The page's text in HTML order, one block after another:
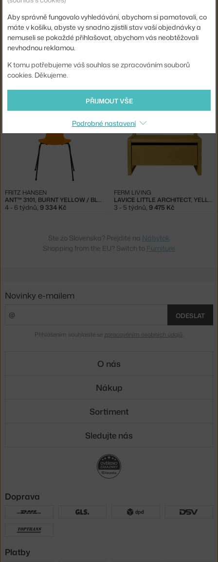
FRITZ HANSEN
4 - 6 týdnů,12 454 Kč 4 - 6 týdnů,9 334 Kč
ANT™ 3101, BURNT YELLOW / BLACK
FRITZ HANSEN
4 - 6 týdnů, 9 334 Kč
LAVICE LITTLE ARCHITECT, YELLOW
FERM LIVING
3 - 5 týdnů, 9 475 Kč
Ste zo Slovenska? Prejdite na Nábytok
Shopping from the EU? Switch to Furniture
Aby správně fungovalo vyhledávání, abychom si pamatovali, co
máte v košíku, abyste vy snadno zjistili stav vaší objednávky a
nemuseli se pokaždé přihlašovat, abychom vás neobtěžovali
nevhodnou reklamou.
K tomu potřebujeme váš souhlas se zpracováním souborů
cookies. Děkujeme.
PŘIJMOUT VŠE
Podrobné nastavení
Novinky e-mailem
ODESLAT
Přihlášením souhlasíte se zpracováním osobních údajů
O nás
Nákup
Sortiment
Sledujte nás
Doprava
Platby